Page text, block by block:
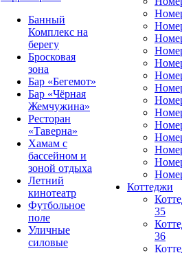
Банный
Комплекс на
берегу
Бросковая
зона
Бар «Бегемот»
Бар «Чёрная
Жемчужина»
Ресторан
«Таверна»
Хамам с
бассейном и
зоной отдыха
Летний
кинотеатр
Футбольное
поле
Уличные
силовые
Коттеджи
35
36